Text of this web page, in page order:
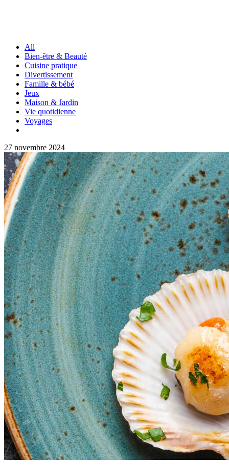
All
Bien-être & Beauté
Cuisine pratique
Divertissement
Famille & bébé
Jeux
Maison & Jardin
Vie quotidienne
Voyages
27 novembre 2024